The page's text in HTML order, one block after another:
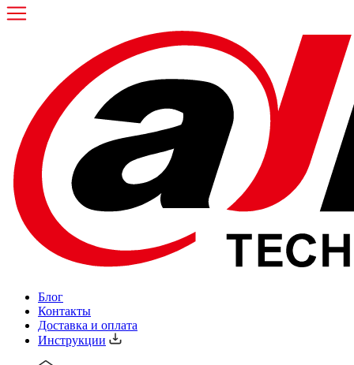
Блог
Контакты
Доставка и оплата
Инструкции